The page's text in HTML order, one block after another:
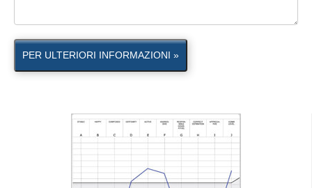
PER ULTERIORI INFORMAZIONI »